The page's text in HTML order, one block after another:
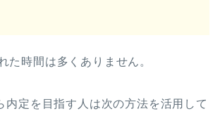
た時間は多くありません。
内定を目指す人は次の方法を活用して